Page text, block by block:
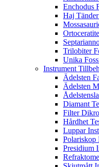
Enchodus
Haj
Trilobiter
Unika
Instrument
Ädelsten
Ädelsten
Diamant
Filter
Hårdhet
Luppar
Polariskop
Presidium